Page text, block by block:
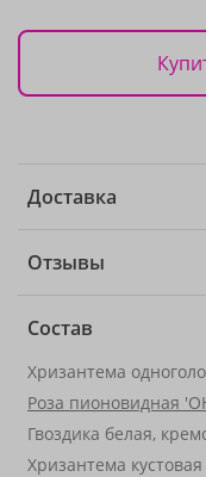
Доставка
Отзывы
Состав
Хризантема
Роза пионовидная
Гвоздика белая,
Хризантема